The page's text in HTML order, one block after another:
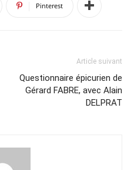
Pinterest
Article suivant
Questionnaire épicurien de
Gérard FABRE, avec Alain
DELPRAT